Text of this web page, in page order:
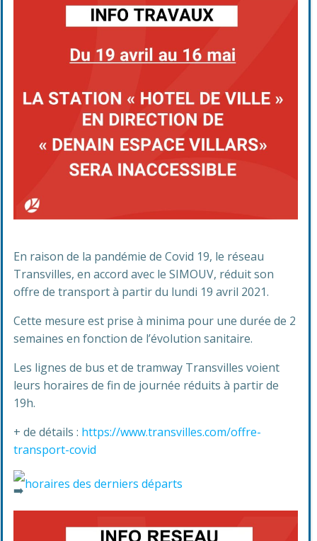
En raison de la pandémie de Covid 19, le réseau
Transvilles, en accord avec le SIMOUV, réduit son
offre de transport à partir du lundi 19 avril 2021.
Cette mesure est prise à minima pour une durée de 2
semaines en fonction de l’évolution sanitaire.
Les lignes de bus et de tramway Transvilles voient
leurs horaires de fin de journée réduits à partir de
19h.
+ de détails : https://www.transvilles.com/offre-
transport-covid
horaires des derniers départs